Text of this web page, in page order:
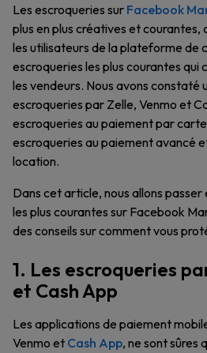
Les escroqueries sur Facebook
plus en plus créatives et courantes,
les utilisateurs de la plateforme de
escroqueries les plus courantes qui
les vendeurs. Nous avons constaté
escroqueries par Zelle, Venmo et
escroqueries au paiement par
escroqueries au paiement avancé
location.
Dans cet article, nous allons passer
les plus courantes sur Facebook
des conseils sur comment vous
1. Les escroqueries
et Cash App
Les applications de paiement
Venmo et Cash App, ne sont sûres